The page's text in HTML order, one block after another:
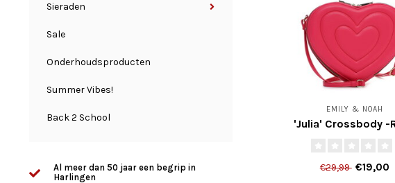
Sieraden
Sale
Onderhoudsproducten
Summer Vibes!
Back 2 School
Al meer dan 50 jaar een begrip in
Harlingen
EMILY & NOAH
'Julia' Crossbody -
€29,99 €19,00